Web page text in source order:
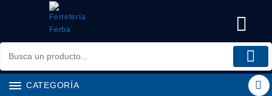
CATEGORÍA